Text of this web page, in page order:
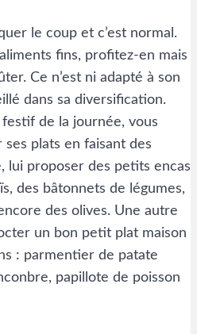
le coup et c’est normal.
fins, profitez-en mais
Ce n’est ni adapté à son
dans sa diversification.
de la journée, vous
plats en faisant des
lui proposer des petits encas
des bâtonnets de légumes,
des olives. Une autre
un bon petit plat maison
: parmentier de patate
papillote de poisson